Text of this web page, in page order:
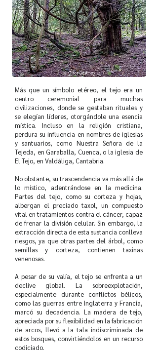
Más que un símbolo etéreo, el tejo era un
centro ceremonial para muchas
civilizaciones, donde se gestaban rituales y
se elegían líderes, otorgándole una esencia
mística. Incluso en la religión cristiana,
perdura su influencia en nombres de iglesias
y santuarios, como Nuestra Señora de la
Tejeda, en Garaballa, Cuenca, o la iglesia de
El Tejo, en Valdáliga, Cantabria.
No obstante, su trascendencia va más allá de
lo místico, adentrándose en la medicina.
Partes del tejo, como su corteza y hojas,
albergan el preciado taxol, un compuesto
vital en tratamientos contra el cáncer, capaz
de frenar la división celular. Sin embargo, la
extracción directa de esta sustancia conlleva
riesgos, ya que otras partes del árbol, como
semillas y corteza, contienen taxinas
venenosas.
A pesar de su valía, el tejo se enfrenta a un
declive global. La sobreexplotación,
especialmente durante conflictos bélicos,
como las guerras entre Inglaterra y Francia,
marcó su decadencia. La madera de tejo,
apreciada por su flexibilidad en la fabricación
de arcos, llevó a la tala indiscriminada de
estos bosques, convirtiéndolos en un recurso
codiciado.